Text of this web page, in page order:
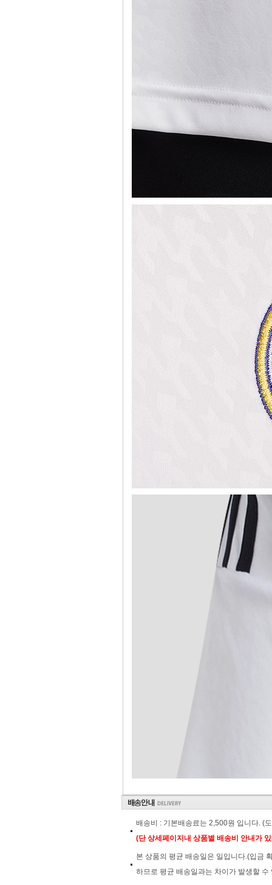
배송비 : 기본배송료는 2,500원 입니다. (
(단 상세페이지내 상품별 배송비 안내가
본 상품의 평균 배송일은 일입니다.(입금
하므로 평균 배송일과는 차이가 발생할 수